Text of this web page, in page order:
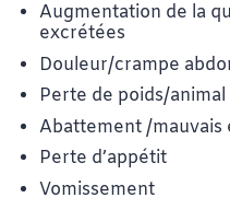
Augmentation de la
excrétées
Douleur/crampe
Perte de poids/
Abattement /mauvais
Perte d’appétit
Vomissement